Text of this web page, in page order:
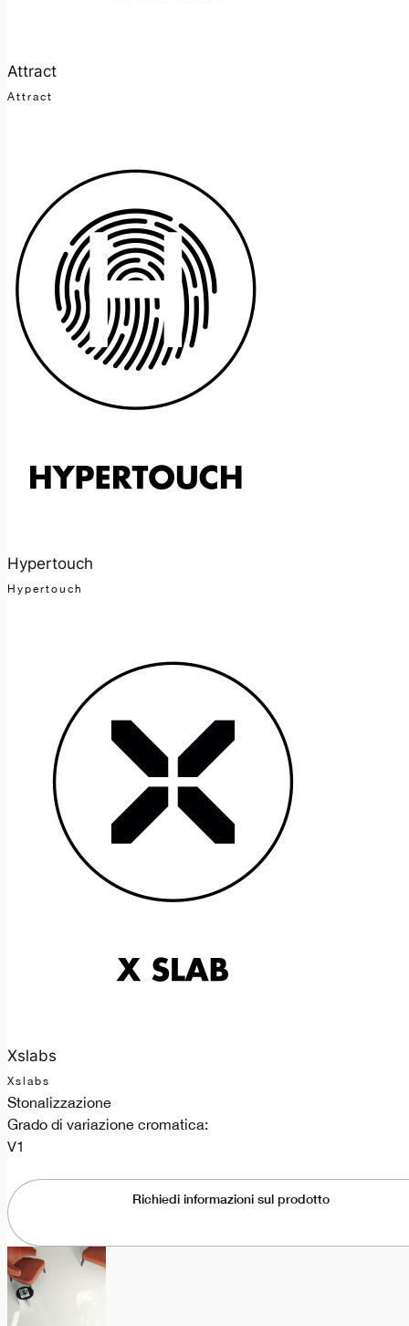
Attract
Attract
Hypertouch
Hypertouch
Xslabs
Xslabs
Stonalizzazione
Grado di variazione cromatica:
V1
Richiedi informazioni sul prodotto